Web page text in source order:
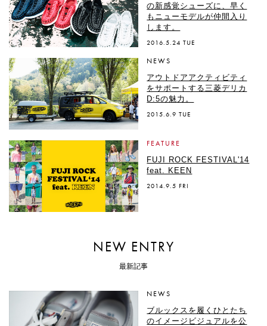
の新感覚シューズに、早く
もニューモデルが仲間入り
します。
2016.5.24 TUE
NEWS
アウトドアアクティビティ
をサポートする三菱デリカ
D:5の魅力。
2015.6.9 TUE
FEATURE
FUJI ROCK FESTIVAL'14
feat. KEEN
2014.9.5 FRI
NEW ENTRY
最新記事
NEWS
ブルックスを履くひとたち
のイメージビジュアルを公